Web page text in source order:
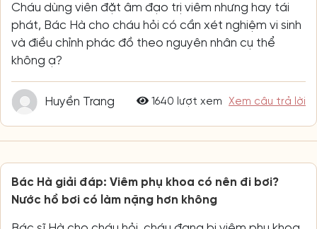
Cháu dùng viên đặt âm đạo trị viêm nhưng hay tái
phát, Bác Hà cho cháu hỏi có cần xét nghiệm vi sinh
và điều chỉnh phác đồ theo nguyên nhân cụ thể
không ạ?
Huyền Trang 1640 lượt xem Xem câu trả lời
Bác Hà giải đáp: Viêm phụ khoa có nên đi bơi?
Nước hồ bơi có làm nặng hơn không